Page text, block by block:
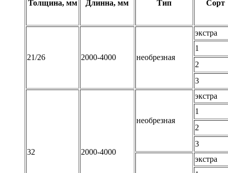
Толщина, мм Длинна, мм Тип Сорт
21/26 2000-4000 необрезная
экстра
1
2
3
32 2000-4000
необрезная
экстра
1
2
3
экстра